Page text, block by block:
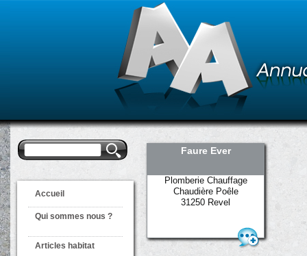
Formulaire de
recherche
Rechercher
Accueil
Qui sommes nous ?
Articles habitat
Faure Ever
Plomberie Chauffage
Chaudière Poêle
31250 Revel